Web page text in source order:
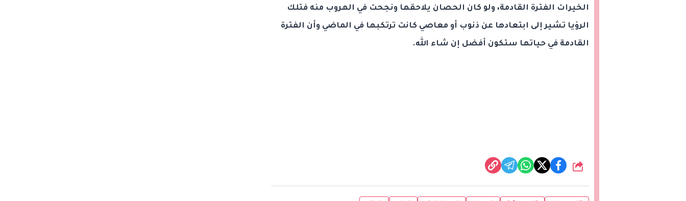
الخيرات الفترة القادمة، ولو كان الحصان يلاحقها ونجحت في الهروب منه فتلك
الرؤيا تشير إلى ابتعادها عن ذنوب أو معاصي كانت ترتكبها في الماضي وأن الفترة
القادمة في حياتها ستكون أفضل إن شاء الله.
شارك